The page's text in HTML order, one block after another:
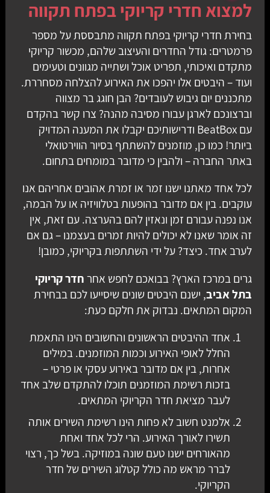
למצוא חדרי קריוקי בפתח תקווה
בחירתחדרי קריוקי בפתח תקווה מתבססת על מספר
פרמטרים: גודל החדרים והעיצוב שלהם, מכשור קריוקי
מתקדם ואיכותי, תפריט אוכל ושתייה מגוונים וטעימים
ועוד – היבטים אלו יהפכו את האירוע להצלחה מסחררת.
מתכננים יום גיבוש לעובדים? הבן חוגג בר מצווה
וברצונכם לארגן עבורו מסיבה מהנה? צרו קשר בהקדם
עם BeatBox ודרישותיכם יקבלו את המענה המדויק
ביותר! כמו כן, מוזמנים להשתתף בסיור הווירטואלי
באתר החברה – ולהבין כי מדובר במומחים בתחום.
לכל אחד מאתנו ישנו זמר או זמרת אהובים אחריהם אנו
עוקבים. בין אם מדובר בהופעות בטלוויזיה או על הבמה,
אנו נפנה עבורם זמן ונאזין להם בהערצה. עם זאת, אין
זה אומר שאנו לא יכולים להיות זמרים בעצמנו – גם אם
לערב אחד. כיצד? על ידי השתתפות בקריוקי, כמובן!
גרים במרכז הארץ? בבואכם לחפש אחרחדר קריוקי
בתל אביב, ישנם היבטים שונים שיסייעו לכם בבחירת
המקום המתאים. נבדוק את חלקם כעת:
אחד ההיבטים הראשונים והחשובים הינו התאמת
החלל לאופי האירוע וכמות המוזמנים. במילים
אחרות, בין אם מדובר באירוע עסקי או פרטי –
בזכות רשימת המוזמנים תוכלו להתקדם שלב אחד
לעבר מציאת חדר הקריוקי המתאים.
אלמנט חשוב לא פחות הינו רשימת השירים אותה
תשירו לאורך האירוע. הרי לכל אחד ואחת
מהאורחים ישנו טעם שונה במוזיקה. בשל כך, רצוי
לברר מראש מה כולל קטלוג השירים של חדר
הקריוקי.